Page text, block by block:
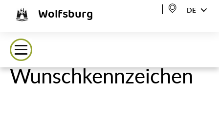
Wolfsburg DE
Wunschkennzeichen